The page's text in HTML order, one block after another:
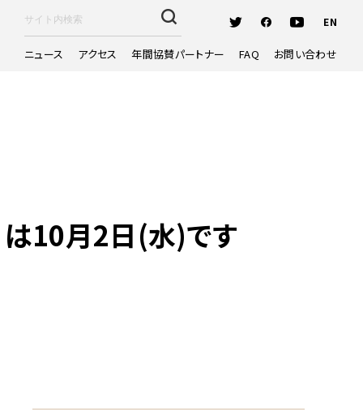
EN
ニュース アクセス 年間協賛パートナー FAQ お問い合わせ
10月2日(水)です